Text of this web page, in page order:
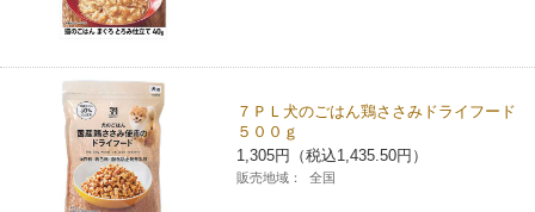
７ＰＬ犬のごはん鶏ささみドライフード
５００ｇ
1,305円（税込1,435.50円）
販売地域： 全国